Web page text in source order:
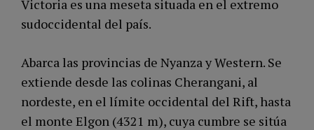
Victoria es una meseta situada en el extremo
sudoccidental del país.
Abarca las provincias de Nyanza y Western. Se
extiende desde las colinas Cherangani, al
nordeste, en el límite occidental del Rift, hasta
el monte Elgon (4321 m), cuya cumbre se sitúa